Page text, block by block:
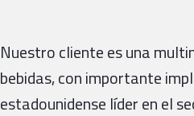
Nuestro cliente es una
bebidas, con importante
estadounidense líder en el